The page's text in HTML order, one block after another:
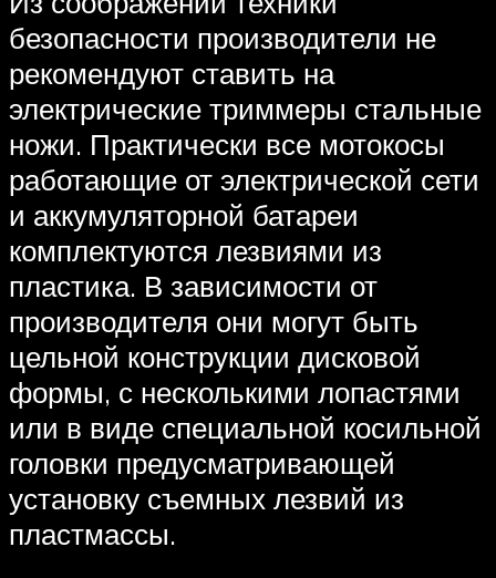
безопасности производители не
рекомендуют ставить на
электрические триммеры стальные
ножи. Практически все мотокосы
работающие от электрической сети
и аккумуляторной батареи
комплектуются лезвиями из
пластика. В зависимости от
производителя они могут быть
цельной конструкции дисковой
формы, с несколькими лопастями
или в виде специальной косильной
головки предусматривающей
установку съемных лезвий из
пластмассы.